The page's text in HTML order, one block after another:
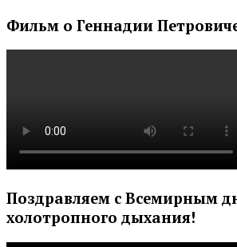
Фильм о Геннадии
Поздравляем с Всемирным
холотропного дыхания!